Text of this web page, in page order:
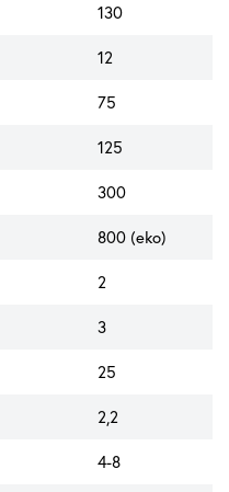
130
12
75
125
300
800 (eko)
2
3
25
2,2
4-8